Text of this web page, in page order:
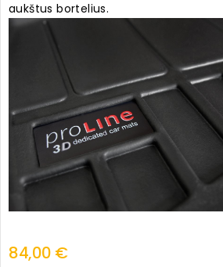
aukštus bortelius.
84,00 €